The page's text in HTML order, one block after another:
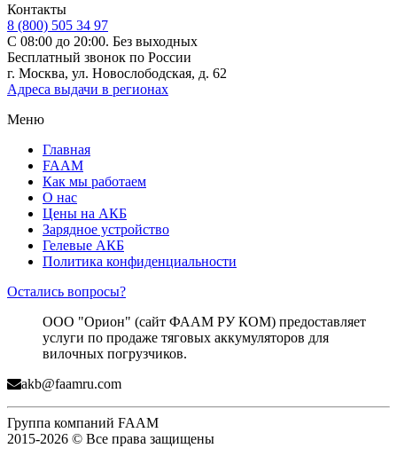
Контакты
8 (800) 505 34 97
С 08:00 до 20:00. Без выходных
Бесплатный звонок по России
г. Москва, ул. Новослободская, д. 62
Адреса выдачи в регионах
Меню
Главная
FAAM
Как мы работаем
О нас
Цены на АКБ
Зарядное устройство
Гелевые АКБ
Политика конфиденциальности
Остались вопросы?
ООО "Орион" (сайт ФААМ РУ КОМ) предоставляет
услуги по продаже тяговых аккумуляторов для
вилочных погрузчиков.
akb@faamru.com
Группа компаний FAAM
2015-2026 © Все права защищены